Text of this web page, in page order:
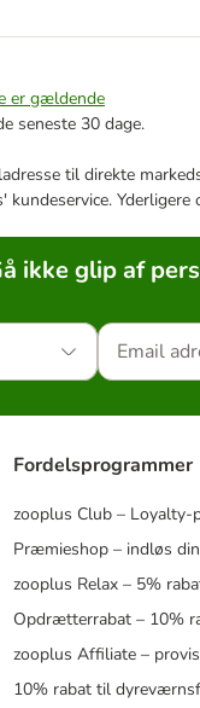
er gældende
seneste 30 dage.
til direkte
Yderligere
ikke glip af
Fordelsprogrammer
zooplus Club – Loyalty-
Præmieshop – indløs
zooplus Relax – 5%
Opdrætterrabat – 10%
zooplus Affiliate –
10% rabat til